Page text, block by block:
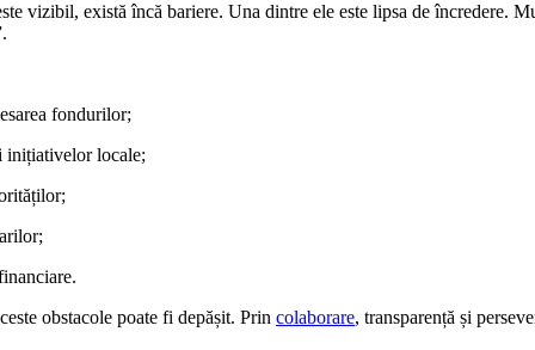
vizibil, există încă bariere. Una dintre ele este lipsa de încredere.
fondurilor;
inițiativelor locale;
obstacole poate fi depășit. Prin colaborare, transparență și